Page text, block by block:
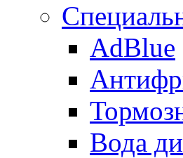
AdBlue
Вода